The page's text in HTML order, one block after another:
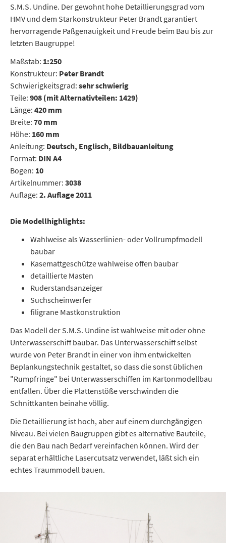
S.M.S. Undine. Der gewohnt hohe Detaillierungsgrad vom
HMV und dem Starkonstrukteur Peter Brandt garantiert
hervorragende Paßgenauigkeit und Freude beim Bau bis zur
letzten Baugruppe!
Maßstab: 1:250
Konstrukteur: Peter Brandt
Schwierigkeitsgrad: sehr schwierig
Teile: 908 (mit Alternativteilen: 1429)
Länge: 420 mm
Breite: 70 mm
Höhe: 160 mm
Anleitung: Deutsch, Englisch, Bildbauanleitung
Format: DIN A4
Bogen: 10
Artikelnummer: 3038
Auflage: 2. Auflage 2011
Die Modellhighlights:
Wahlweise als Wasserlinien- oder Vollrumpfmodell
baubar
Kasemattgeschütze wahlweise offen baubar
detaillierte Masten
Ruderstandsanzeiger
Suchscheinwerfer
filigrane Mastkonstruktion
Das Modell der S.M.S. Undine ist wahlweise mit oder ohne
Unterwasserschiff baubar. Das Unterwasserschiff selbst
wurde von Peter Brandt in einer von ihm entwickelten
Beplankungstechnik gestaltet, so dass die sonst üblichen
"Rumpfringe" bei Unterwasserschiffen im Kartonmodellbau
entfallen. Über die Plattenstöße verschwinden die
Schnittkanten beinahe völlig.
Die Detaillierung ist hoch, aber auf einem durchgängigen
Niveau. Bei vielen Baugruppen gibt es alternative Bauteile,
die den Bau nach Bedarf vereinfachen können. Wird der
separat erhältliche Lasercutsatz verwendet, läßt sich ein
echtes Traummodell bauen.